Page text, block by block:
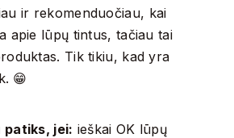
ir rekomenduočiau, kai
apie lūpų tintus, tačiau tai
Tik tikiu, kad yra
😁
patiks, jei: ieškai OK lūpų